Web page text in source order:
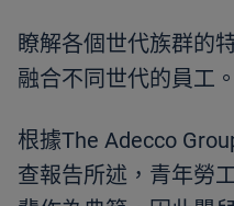
瞭解各個世代族群的
融合不同世代的員工。
根據The Adecco
查報告所述，青年勞